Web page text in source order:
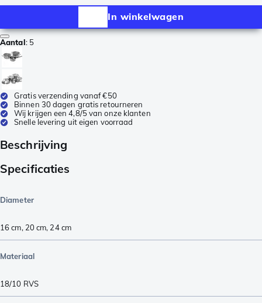
In winkelwagen
Aantal: 5
Gratis verzending vanaf €50
Binnen 30 dagen gratis retourneren
Wij krijgen een 4,8/5 van onze klanten
Snelle levering uit eigen voorraad
Beschrijving
Specificaties
Diameter
16 cm, 20 cm, 24 cm
Materiaal
18/10 RVS